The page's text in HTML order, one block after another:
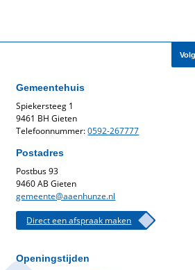
Gemeentehuis
Spiekersteeg 1
9461 BH Gieten
Telefoonnummer:0592-267777
Postadres
Postbus 93
9460 AB Gieten
gemeente@aaenhunze.nl
Direct een afspraak maken
Openingstijden